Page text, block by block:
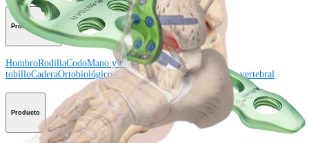
Procedimiento
HombroRodillaCodoMano y muñecaPie y
tobilloCaderaOrtobiológicosCirugía cardiotorácicaColumna vertebral
Producto